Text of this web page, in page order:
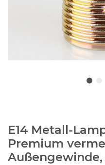
E14 Metall-
Premium
Außengewinde,